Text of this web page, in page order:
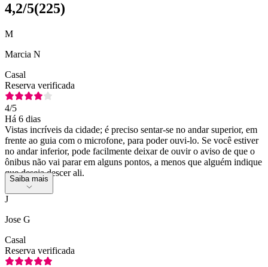
4,2/5(225)
M
Marcia N
Casal
Reserva verificada
4/5
Há 6 dias
Vistas incríveis da cidade; é preciso sentar-se no andar superior, em
frente ao guia com o microfone, para poder ouvi-lo. Se você estiver
no andar inferior, pode facilmente deixar de ouvir o aviso de que o
ônibus não vai parar em alguns pontos, a menos que alguém indique
que deseja descer ali.
Saiba mais
J
Jose G
Casal
Reserva verificada